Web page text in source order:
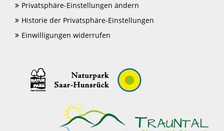
Privatsphäre-Einstellungen ändern
Historie der Privatsphäre-Einstellungen
Einwilligungen widerrufen